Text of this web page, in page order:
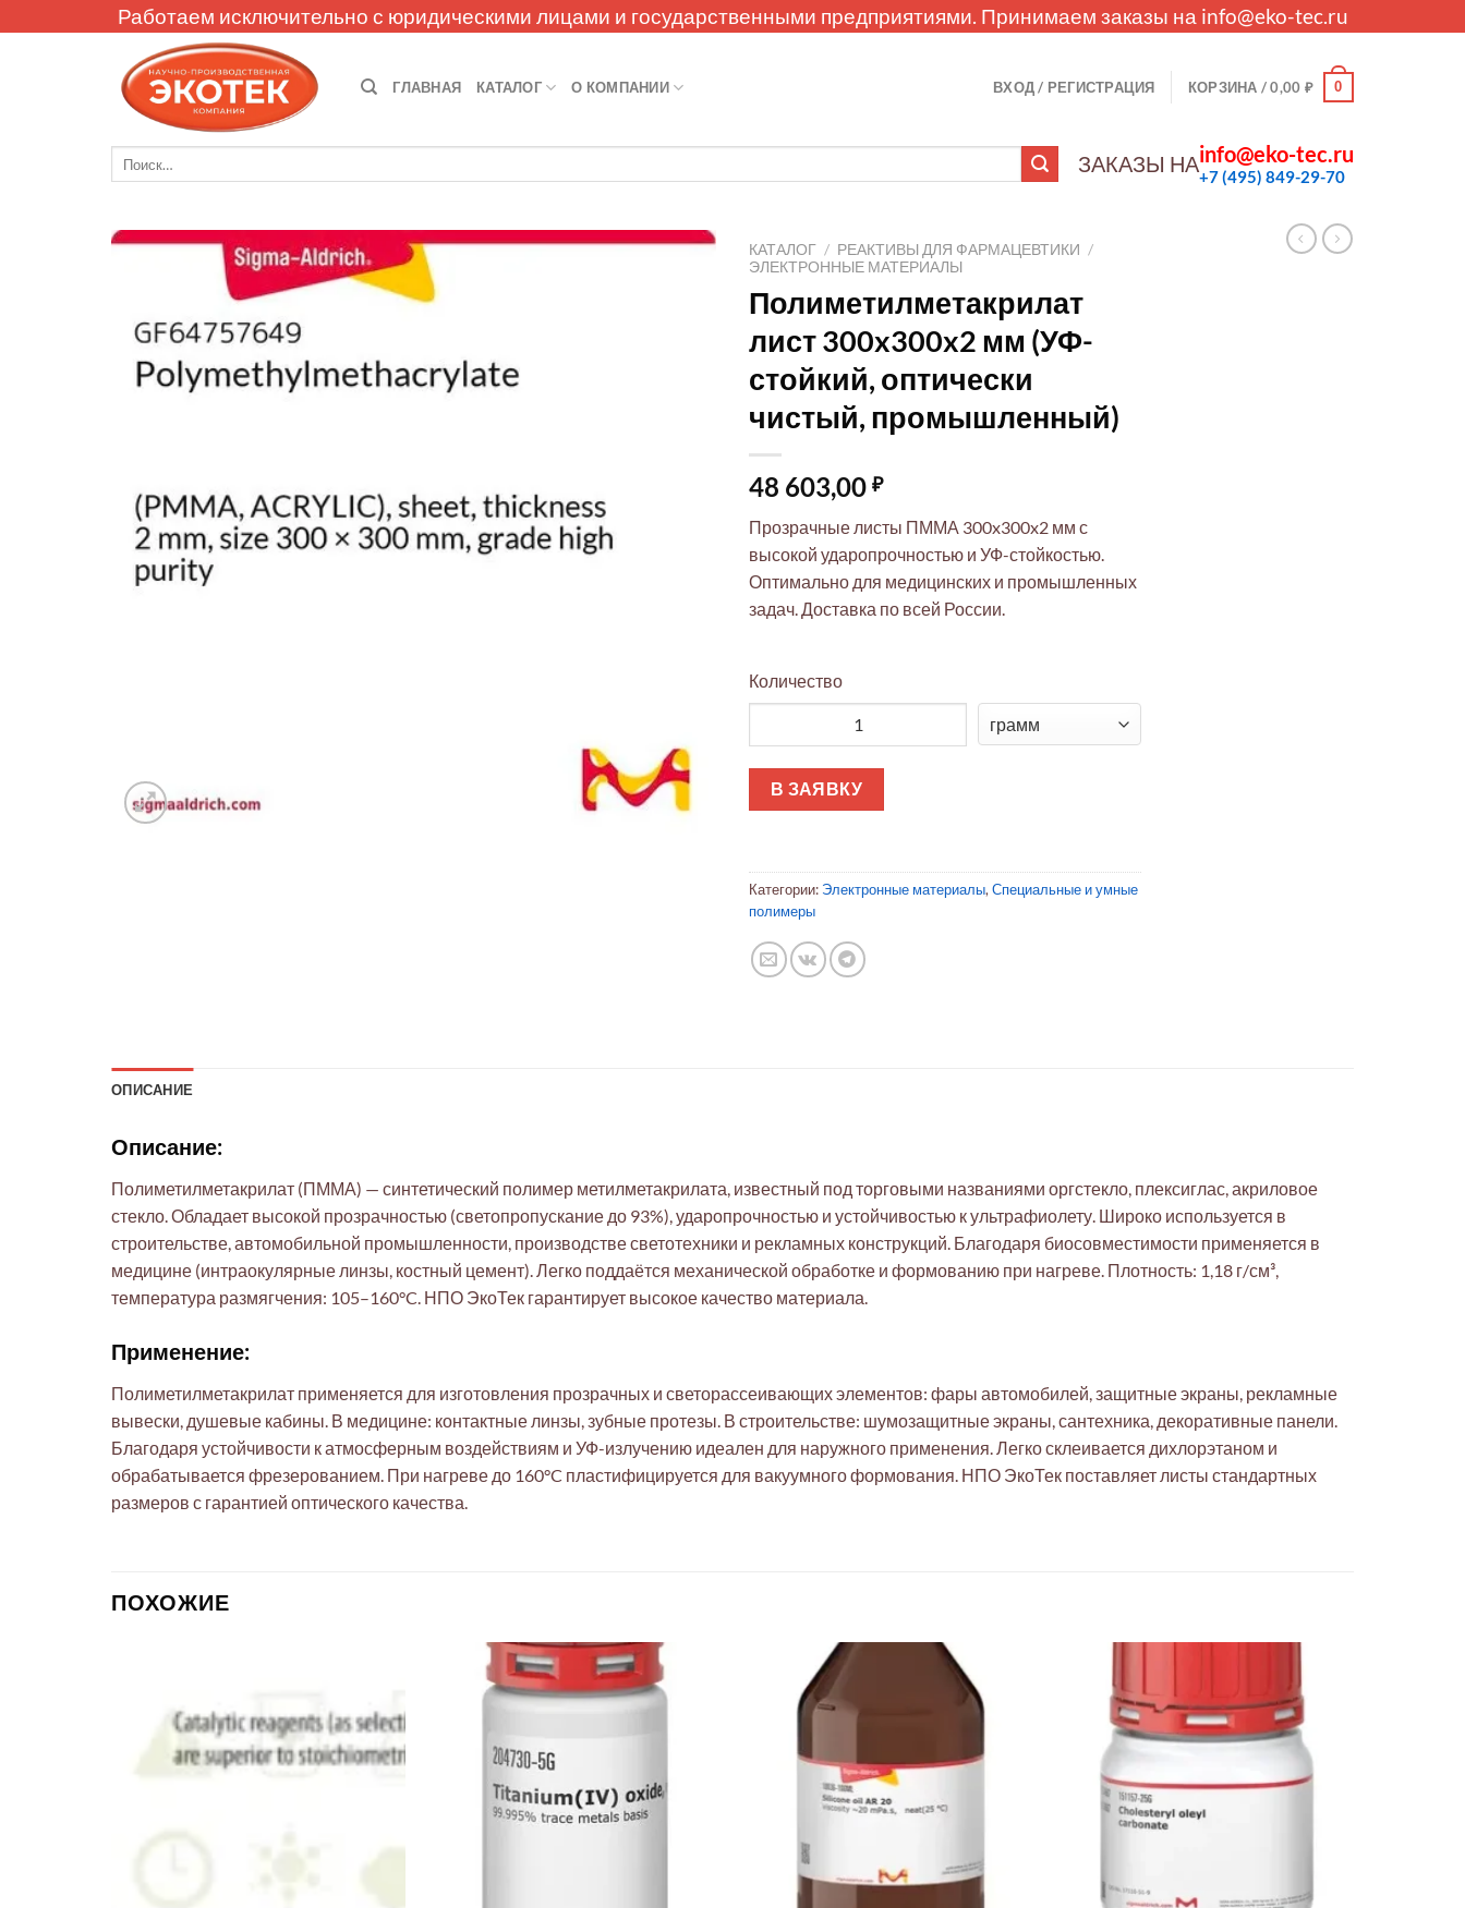
to
Работаем исключительно с юридическими лицами и государственными предприятиями. Принимаем заказы на info@eko-tec.ru
ГЛАВНАЯ КАТАЛОГ О КОМПАНИИ ВХОД / РЕГИСТРАЦИЯ КОРЗИНА /0,00 ₽ 0
ЗАКАЗЫ НАinfo@eko-tec.ru
+7 (495) 849-29-70
КАТАЛОГ / РЕАКТИВЫ ДЛЯ ФАРМАЦЕВТИКИ /
ЭЛЕКТРОННЫЕ МАТЕРИАЛЫ
Полиметилметакрилат
лист 300x300x2 мм (УФ-
стойкий, оптически
чистый, промышленный)
48 603,00 ₽
Прозрачные листы ПММА 300x300x2 мм с
высокой ударопрочностью и УФ-стойкостью.
Оптимально для медицинских и промышленных
задач. Доставка по всей России.
Количество
В ЗАЯВКУ
Категории: Электронные материалы, Специальные и умные
полимеры
ОПИСАНИЕ
Описание:
Полиметилметакрилат (ПММА) — синтетический полимер метилметакрилата, известный под торговыми названиями оргстекло, плексиглас, акриловое
стекло. Обладает высокой прозрачностью (светопропускание до 93%), ударопрочностью и устойчивостью к ультрафиолету. Широко используется в
строительстве, автомобильной промышленности, производстве светотехники и рекламных конструкций. Благодаря биосовместимости применяется в
медицине (интраокулярные линзы, костный цемент). Легко поддаётся механической обработке и формованию при нагреве. Плотность: 1,18 г/см³,
температура размягчения: 105–160°C. НПО ЭкоТек гарантирует высокое качество материала.
Применение:
Полиметилметакрилат применяется для изготовления прозрачных и светорассеивающих элементов: фары автомобилей, защитные экраны, рекламные
вывески, душевые кабины. В медицине: контактные линзы, зубные протезы. В строительстве: шумозащитные экраны, сантехника, декоративные панели.
Благодаря устойчивости к атмосферным воздействиям и УФ-излучению идеален для наружного применения. Легко склеивается дихлорэтаном и
обрабатывается фрезерованием. При нагреве до 160°C пластифицируется для вакуумного формования. НПО ЭкоТек поставляет листы стандартных
размеров с гарантией оптического качества.
ПОХОЖИЕ